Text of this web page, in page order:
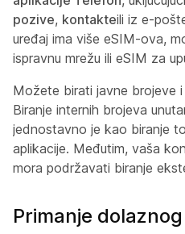
pozive, kontakteili iz e-
uređaj ima više eSIM-ova,
ispravnu mrežu ili eSIM za
Možete birati javne brojeve
Biranje internih brojeva
jednostavno je kao biranje
aplikacije. Međutim, vaša
mora podržavati biranje
Primanje